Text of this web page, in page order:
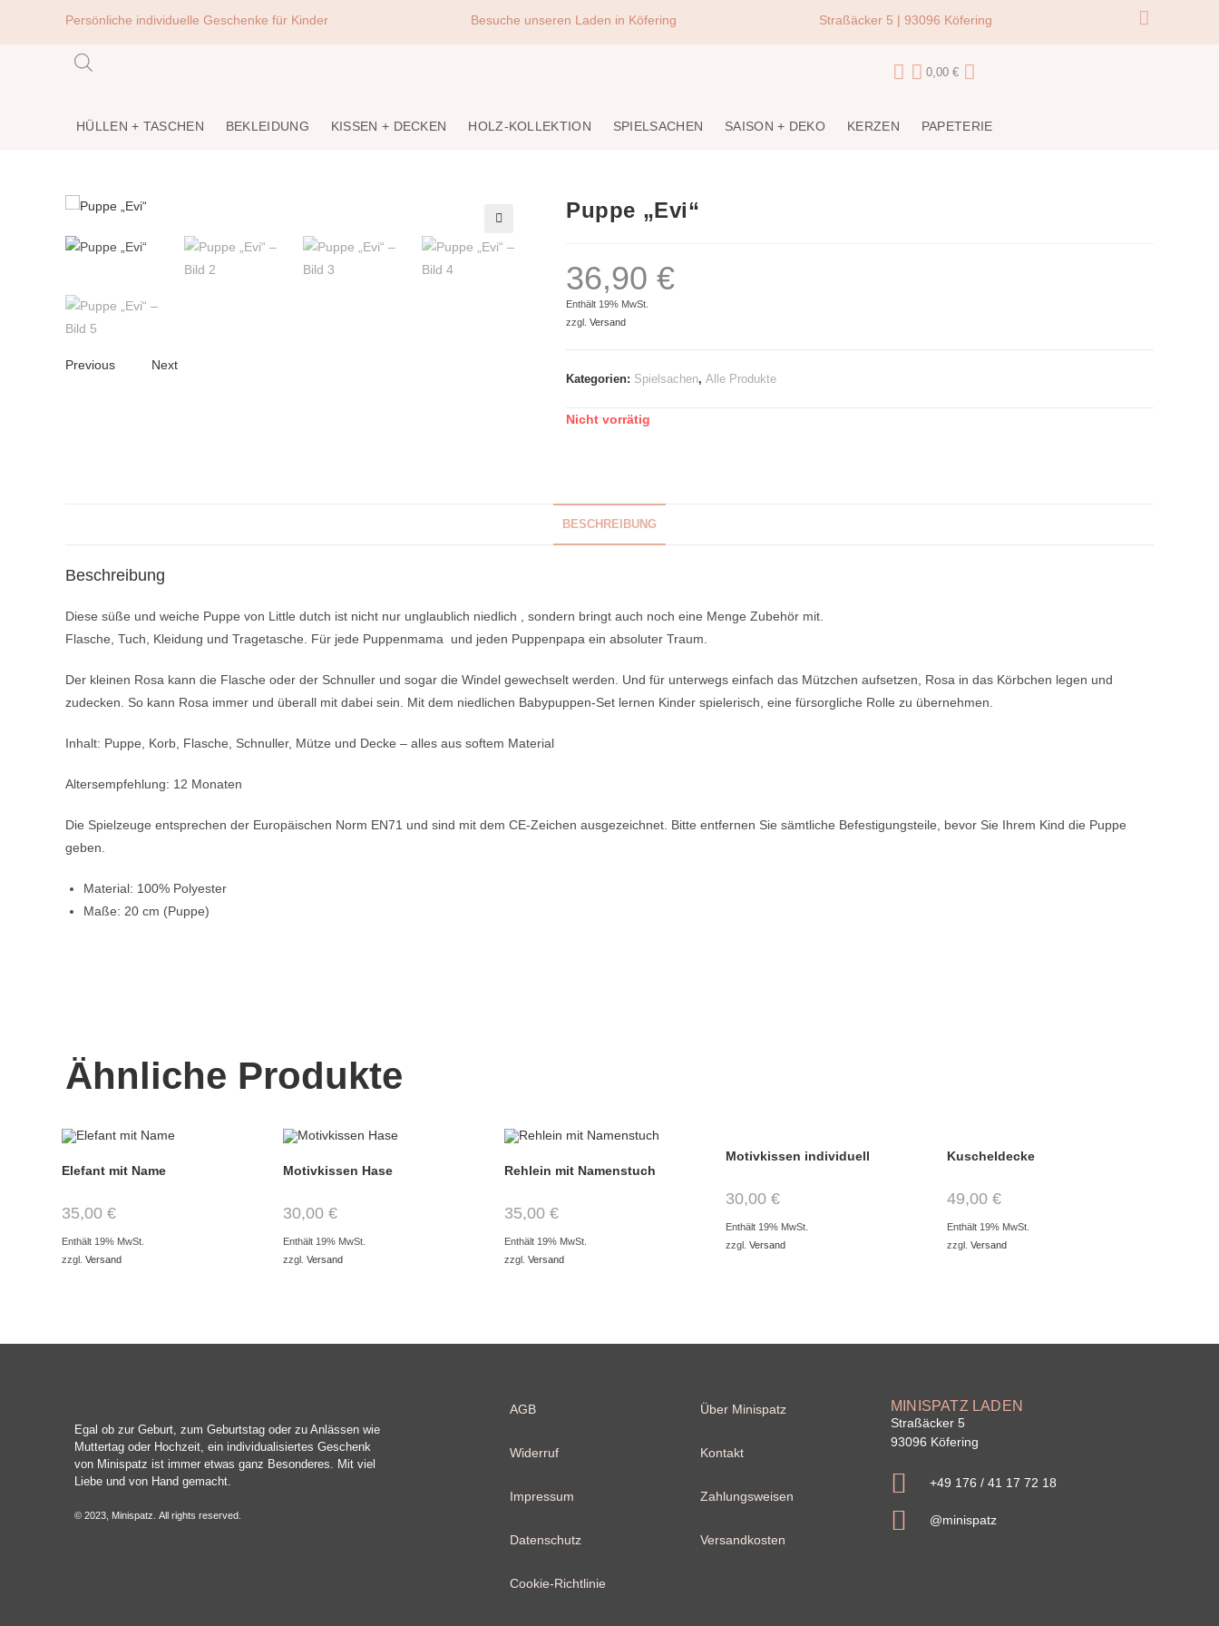
Persönliche individuelle Geschenke für Kinder Besuche unseren Laden in Köfering Straßäcker 5 | 93096 Köfering
0,00 €
HÜLLEN + TASCHEN BEKLEIDUNG KISSEN + DECKEN HOLZ-KOLLEKTION SPIELSACHEN SAISON + DEKO KERZEN PAPETERIE
🔍
Previous Next
Puppe „Evi“
36,90 €
Enthält 19% MwSt.
zzgl. Versand
Kategorien: Spielsachen, Alle Produkte
Nicht vorrätig
BESCHREIBUNG
Beschreibung
Diese süße und weiche Puppe von Little dutch ist nicht nur unglaublich niedlich , sondern bringt auch noch eine Menge Zubehör mit.
Flasche, Tuch, Kleidung und Tragetasche. Für jede Puppenmama und jeden Puppenpapa ein absoluter Traum.
Der kleinen Rosa kann die Flasche oder der Schnuller und sogar die Windel gewechselt werden. Und für unterwegs einfach das Mützchen aufsetzen, Rosa in das Körbchen legen und
zudecken. So kann Rosa immer und überall mit dabei sein. Mit dem niedlichen Babypuppen-Set lernen Kinder spielerisch, eine fürsorgliche Rolle zu übernehmen.
Inhalt: Puppe, Korb, Flasche, Schnuller, Mütze und Decke – alles aus softem Material
Altersempfehlung: 12 Monaten
Die Spielzeuge entsprechen der Europäischen Norm EN71 und sind mit dem CE-Zeichen ausgezeichnet. Bitte entfernen Sie sämtliche Befestigungsteile, bevor Sie Ihrem Kind die Puppe
geben.
Material: 100% Polyester
Maße: 20 cm (Puppe)
Ähnliche Produkte
Elefant mit Name
35,00€
Enthält 19% MwSt.
zzgl.Versand
Motivkissen Hase
30,00€
Enthält 19% MwSt.
zzgl.Versand
Rehlein mit Namenstuch
35,00€
Enthält 19% MwSt.
zzgl.Versand
Motivkissen individuell
30,00€
Enthält 19% MwSt.
zzgl.Versand
Kuscheldecke
49,00€
Enthält 19% MwSt.
zzgl.Versand
Egal ob zur Geburt, zum Geburtstag oder zu Anlässen wie
Muttertag oder Hochzeit, ein individualisiertes Geschenk
von Minispatz ist immer etwas ganz Besonderes. Mit viel
Liebe und von Hand gemacht.
© 2023, Minispatz. All rights reserved.
AGB
Widerruf
Impressum
Datenschutz
Cookie-Richtlinie
Über Minispatz
Kontakt
Zahlungsweisen
Versandkosten
MINISPATZ LADEN
Straßäcker 5
93096 Köfering
+49 176 / 41 17 72 18
@minispatz